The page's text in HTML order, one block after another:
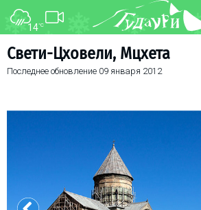
14°C
Свети-Цховели, Мцхета
Последнее обновление 09 января 2012
ФОРУМ
О курорте
Инструкторы
Ски-сервис
Дети в Гудаури